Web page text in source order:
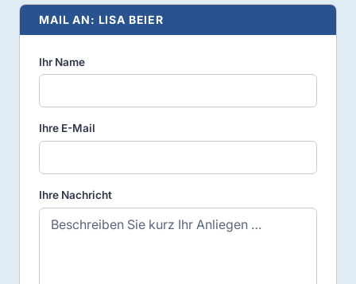
MAIL AN: LISA BEIER
Ihr Name
Ihre E-Mail
Ihre Nachricht